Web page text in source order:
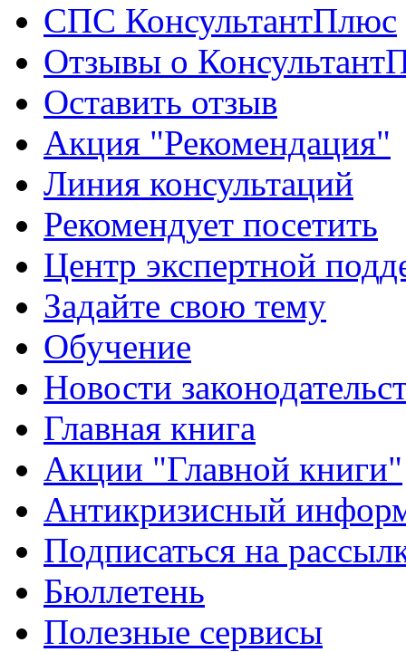
СПС КонсультантПлюс
Отзывы о
Оставить отзыв
Акция "Рекомендация"
Линия консультаций
Рекомендует посетить
Центр экспертной
Задайте свою тему
Обучение
Новости
Главная книга
Акции "Главной книги"
Антикризисный
Подписаться на
Бюллетень
Полезные сервисы